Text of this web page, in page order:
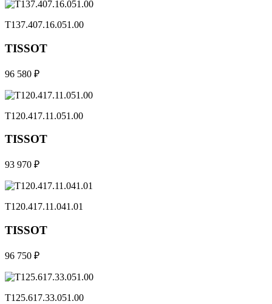
T137.407.16.051.00
TISSOT
96 580 ₽
T120.417.11.051.00
TISSOT
93 970 ₽
T120.417.11.041.01
TISSOT
96 750 ₽
T125.617.33.051.00